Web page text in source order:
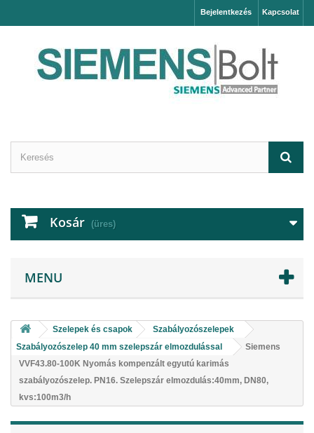
Kapcsolat
Bejelentkezés
Kosár (üres)
MENU
Szelepek és csapok
Szabályozószelepek
Szabályozószelep 40 mm szelepszár elmozdulással
Siemens
VVF43.80-100K Nyomás kompenzált egyutú karimás
szabályozószelep. PN16. Szelepszár elmozdulás:40mm, DN80,
kvs:100m3/h